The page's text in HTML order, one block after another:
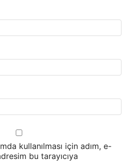
kullanılması için adım, e-
bu tarayıcıya